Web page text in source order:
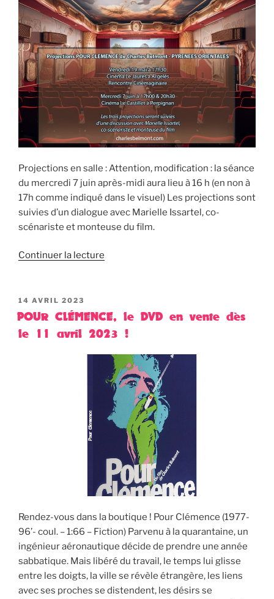
Projections en salle : Attention, modification : la séance
du mercredi 7 juin après-midi aura lieu à 16 h (en non à
17h comme indiqué dans le visuel) Les projections sont
suivies d’un dialogue avec Marielle Issartel, co-
scénariste et monteuse du film.
Continuer la lecture
PUBLIÉ
LE
14 AVRIL 2023
POUR CLÉMENCE, le DVD en vente dès
le 11 avril 2023 !
Rendez-vous dans la boutique ! Pour Clémence (1977-
96’- coul. – 1:66 – Fiction) Parvenu à la quarantaine, un
ingénieur aéronautique décide de prendre une année
sabbatique. Mais libéré du travail, le temps lui glisse
entre les doigts, la ville se révèle étrangère, les liens
avec ses proches se distendent, les désirs se